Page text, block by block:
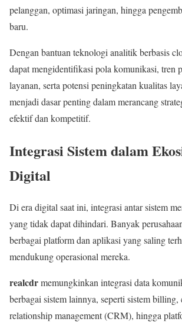
pelanggan, optimasi jaringan, hingga
baru.
Dengan bantuan teknologi analitik berbasis
dapat mengidentifikasi pola komunikasi, tren
layanan, serta potensi peningkatan kualitas
menjadi dasar penting dalam merancang
efektif dan kompetitif.
Integrasi Sistem dalam
Digital
Di era digital saat ini, integrasi antar sistem
yang tidak dapat dihindari. Banyak
berbagai platform dan aplikasi yang saling
mendukung operasional mereka.
realcdrmemungkinkan integrasi data
berbagai sistem lainnya, seperti sistem billing,
relationship management (CRM), hingga